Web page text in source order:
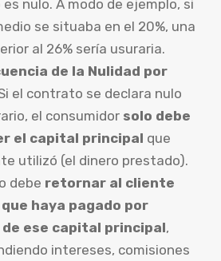
nulo. A modo de ejemplo, si
se situaba en el 20%, una
al 26% sería usuraria.
de la Nulidad por
el contrato se declara nulo
el consumidor solo debe
el capital principal que
utilizó (el dinero prestado).
debe retornar al cliente
haya pagado por
de ese capital principal,
intereses, comisiones